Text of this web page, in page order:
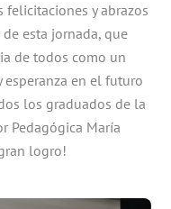
felicitaciones y abrazos
esta jornada, que
de todos como un
en el futuro
los graduados de la
Pedagógica María
logro!